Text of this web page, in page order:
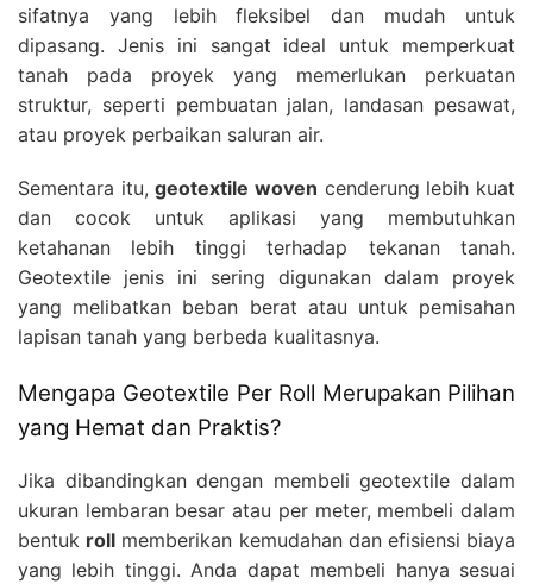
sifatnya yang lebih fleksibel dan mudah untuk
dipasang. Jenis ini sangat ideal untuk memperkuat
tanah pada proyek yang memerlukan perkuatan
struktur, seperti pembuatan jalan, landasan pesawat,
atau proyek perbaikan saluran air.
Sementara itu,geotextile woven cenderung lebih kuat
dan cocok untuk aplikasi yang membutuhkan
ketahanan lebih tinggi terhadap tekanan tanah.
Geotextile jenis ini sering digunakan dalam proyek
yang melibatkan beban berat atau untuk pemisahan
lapisan tanah yang berbeda kualitasnya.
Mengapa Geotextile Per Roll Merupakan Pilihan
yang Hemat dan Praktis?
Jika dibandingkan dengan membeli geotextile dalam
ukuran lembaran besar atau per meter, membeli dalam
bentuk roll memberikan kemudahan dan efisiensi biaya
yang lebih tinggi. Anda dapat membeli hanya sesuai